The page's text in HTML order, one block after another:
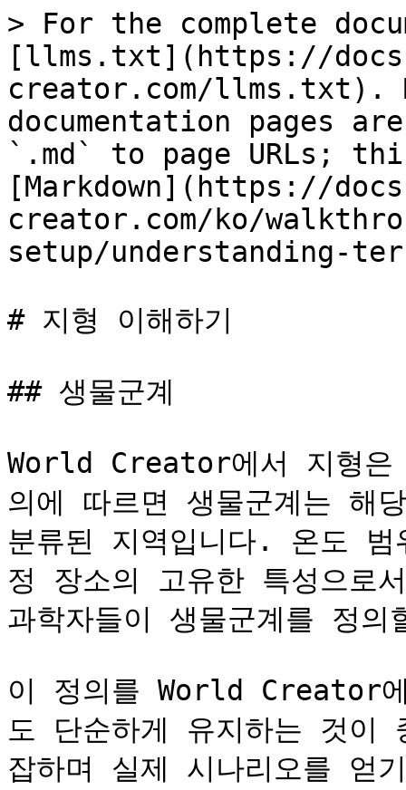
> For the complete
[llms.txt](https://
creator.com/llms.txt).
documentation pages
`.md` to page URLs;
[Markdown](https://
creator.com/ko/
setup/understanding-
# 지형 이해하기
## 생물군계
World Creator에서 지형은
의에 따르면 생물군계는 해
분류된 지역입니다. 온도
정 장소의 고유한 특성으로
과학자들이 생물군계를 정
이 정의를 World Creator에
도 단순하게 유지하는 것이
잡하며 실제 시나리오를 얻